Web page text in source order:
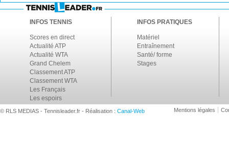
INFOS TENNIS
Scores en direct
Actualité ATP
Actualité WTA
Grand Chelem
Classement ATP
Classement WTA
Les Français
Les espoirs
INFOS PRATIQUES
Matériel
Entraînement
Santé/ forme
Stages
© RLS MEDIAS - Tennisleader.fr - Réalisation : Canal-Web Mentions légales